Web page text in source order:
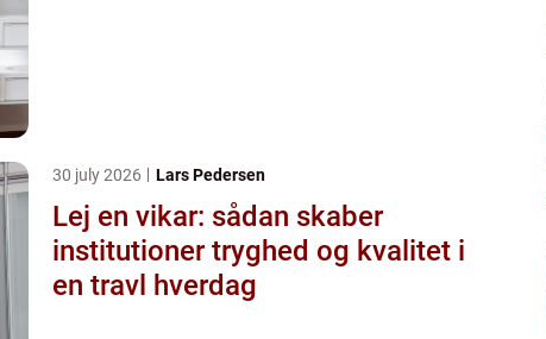
30 july 2026 Lars Pedersen
Lej en vikar: sådan skaber
institutioner tryghed og kvalitet i
en travl hverdag